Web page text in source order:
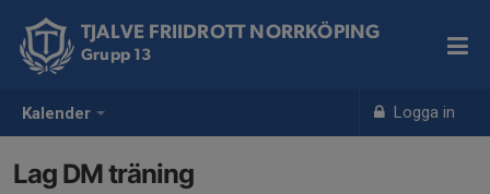
Kalender Logga in
TJALVE FRIIDROTT NORRKÖPING
Grupp 13
Lag DM träning